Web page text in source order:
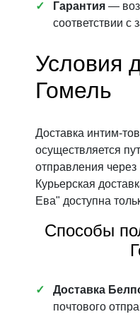
Гарантия —
соответствии с
Условия
Гомель
Доставка интим-
осуществляется
отправления через
Курьерская
Ева" доступна
Способы
Доставка
почтового